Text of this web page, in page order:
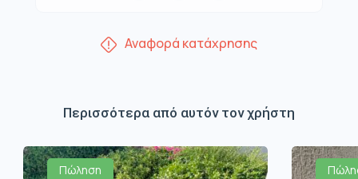
Αναφορά κατάχρησης
Περισσότερα από αυτόν τον χρήστη
Πώληση